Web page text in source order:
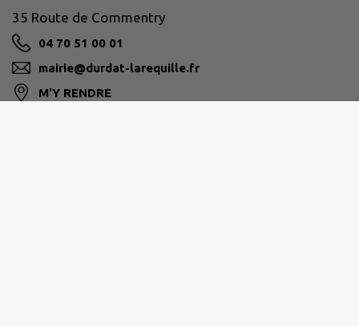
35 Route de Commentry
04 70 51 00 01
mairie@durdat-larequille.fr
M'Y RENDRE